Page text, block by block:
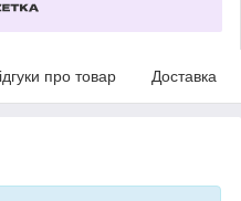
про товар Доставка